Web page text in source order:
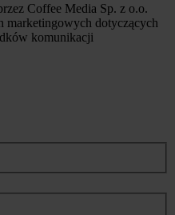
Coffee Media Sp. z o.o.
marketingowych dotyczących
komunikacji